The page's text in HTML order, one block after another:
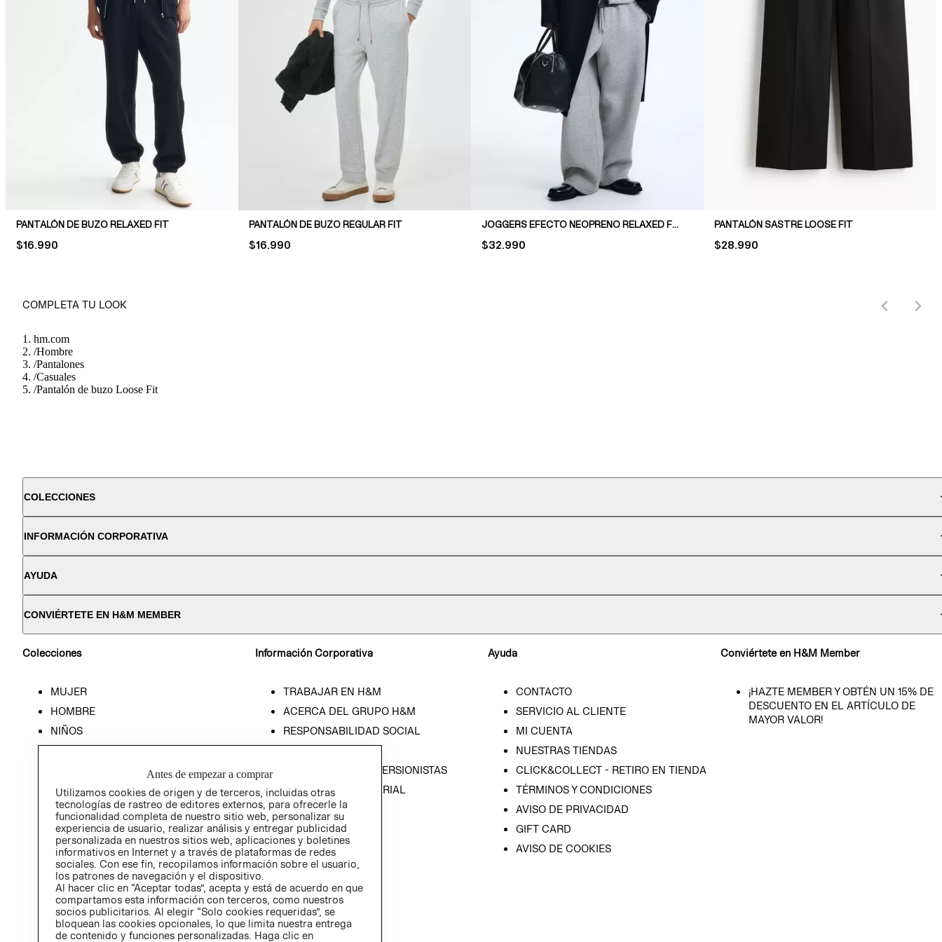
PANTALÓN DE BUZO RELAXED FIT
PRICE:
$16.990
PANTALÓN DE BUZO REGULAR FIT
PRICE:
$16.990
JOGGERS EFECTO NEOPRENO RELAXED FIT
PRICE:
$32.990
PANTALÓN SASTRE LOOSE FIT
PRICE:
$28.990
COMPLETA TU LOOK
hm.com
/Hombre
/Pantalones
/Casuales
/Pantalón de buzo Loose Fit
COLECCIONES
INFORMACIÓN CORPORATIVA
AYUDA
CONVIÉRTETE EN H&M MEMBER
Colecciones
MUJER
HOMBRE
NIÑOS
Información Corporativa
TRABAJAR EN H&M
ACERCA DEL GRUPO H&M
RESPONSABILIDAD SOCIAL
RELACIÓN CON INVERSIONISTAS
POLÍTICA EMPRESARIAL
Ayuda
CONTACTO
SERVICIO AL CLIENTE
MI CUENTA
NUESTRAS TIENDAS
CLICK&COLLECT - RETIRO EN TIENDA
TÉRMINOS Y CONDICIONES
AVISO DE PRIVACIDAD
GIFT CARD
AVISO DE COOKIES
Conviértete en H&M Member
¡HAZTE MEMBER Y OBTÉN UN 15% DE
DESCUENTO EN EL ARTÍCULO DE
MAYOR VALOR!
Antes de empezar a comprar
Utilizamos cookies de origen y de terceros, incluidas otras
tecnologías de rastreo de editores externos, para ofrecerle la
funcionalidad completa de nuestro sitio web, personalizar su
experiencia de usuario, realizar análisis y entregar publicidad
personalizada en nuestros sitios web, aplicaciones y boletines
informativos en Internet y a través de plataformas de redes
sociales. Con ese fin, recopilamos información sobre el usuario,
los patrones de navegación y el dispositivo.
Al hacer clic en “Aceptar todas”, acepta y está de acuerdo en que
compartamos esta información con terceros, como nuestros
socios publicitarios. Al elegir “Solo cookies requeridas”, se
bloquean las cookies opcionales, lo que limita nuestra entrega
de contenido y funciones personalizadas. Haga clic en